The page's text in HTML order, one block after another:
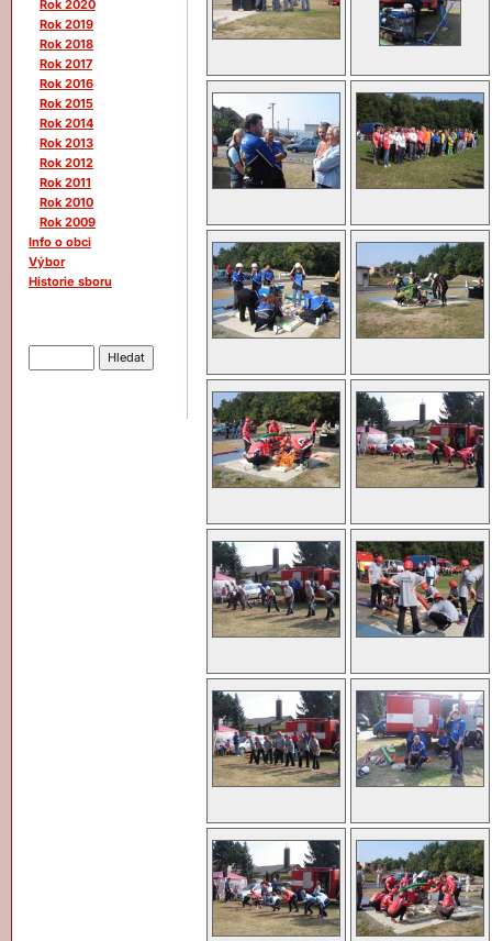
Rok 2020
Rok 2019
Rok 2018
Rok 2017
Rok 2016
Rok 2015
Rok 2014
Rok 2013
Rok 2012
Rok 2011
Rok 2010
Rok 2009
Info o obci
Výbor
Historie sboru